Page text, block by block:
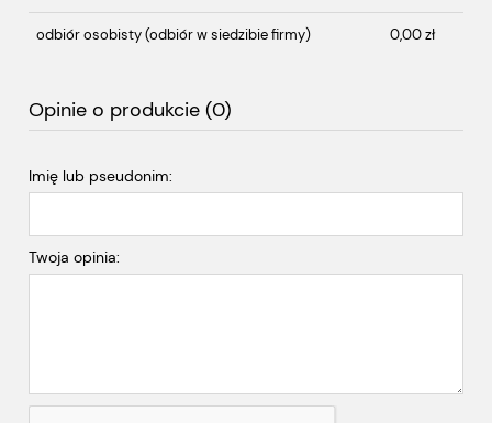
odbiór osobisty(odbiór w siedzibie firmy) 0,00 zł
Opinie o produkcie (0)
Imię lub pseudonim:
Twoja opinia: